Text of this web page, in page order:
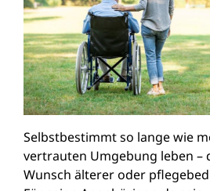
Selbstbestimmt so lange wie
vertrauten Umgebung leben –
Wunsch älterer oder